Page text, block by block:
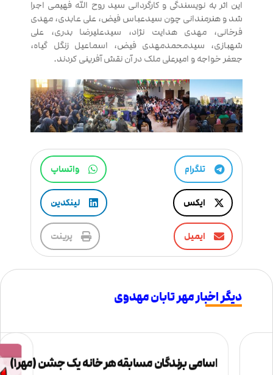
این اثر به نویسندگی و کارگردانی سید روح الله فهیمی اجرا
شد و هنرمندانی چون سیدعباس فیض، علی عابدی، مهدی
فرخانی، مهدی هدایت نژاد، سیدعلیرضا بدری، علی
شهبازی، سیدمحمدمهدی فیض، اسماعیل زنگل گیاه،
جعفر خواجه و امیرعلی ملک در آن نقش آفرینی کردند.
تلگرام واتساپ
ایکس لینکدین
ایمیل پرینت
دیگر اخبار مهر تابان مهدوی
اسامی برندگان مسابقه هر خانه یک جشن (مهر۱)